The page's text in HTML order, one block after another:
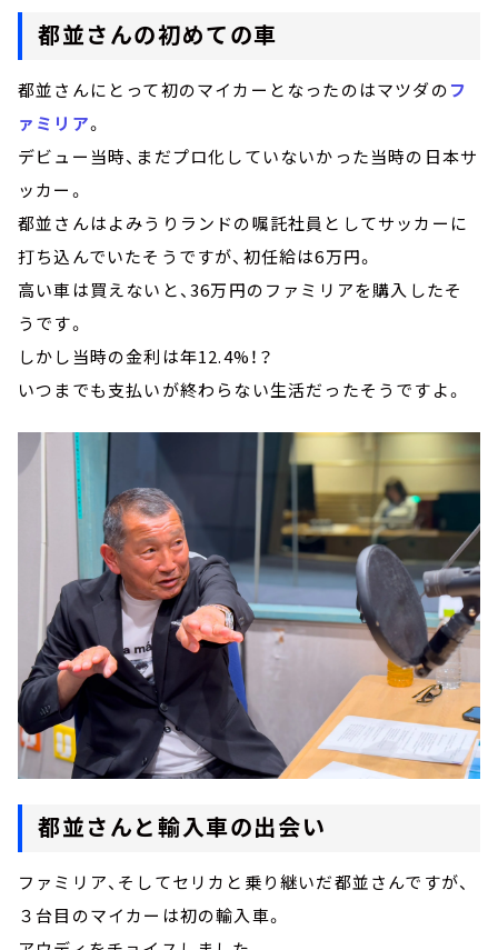
都並さんの初めての車
都並さんにとって初のマイカーとなったのはマツダのフ
ァミリア。
デビュー当時、まだプロ化していないかった当時の日本サ
ッカー。
都並さんはよみうりランドの嘱託社員としてサッカーに
打ち込んでいたそうですが、初任給は6万円。
高い車は買えないと、36万円のファミリアを購入したそ
うです。
しかし当時の金利は年12.4%！？
いつまでも支払いが終わらない生活だったそうですよ。
都並さんと輸入車の出会い
ファミリア、そしてセリカと乗り継いだ都並さんですが、
３台目のマイカーは初の輸入車。